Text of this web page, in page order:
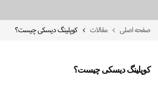
صفحه اصلی مقالات کوپلینگ دیسکی چیست؟
کوپلینگ دیسکی چیست؟